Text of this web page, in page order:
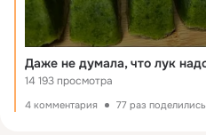
14 193 просмотра
4 комментария 77 раз поделились